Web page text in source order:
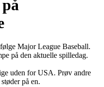
Major League Baseball.
på den aktuelle spilledag.
uden for USA. Prøv andre
på en.